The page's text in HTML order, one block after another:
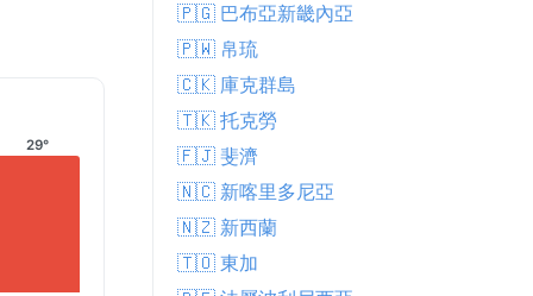
29°
🇵🇬 巴布亞新畿內亞
🇵🇼 帛琉
🇨🇰 庫克群島
🇹🇰 托克勞
🇫🇯 斐濟
🇳🇨 新喀里多尼亞
🇳🇿 新西蘭
🇹🇴 東加